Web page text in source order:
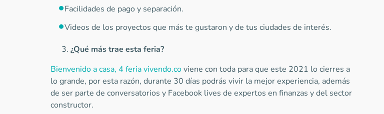
Facilidades de pago y separación.
Videos de los proyectos que más te gustaron y de tus ciudades de interés.
¿Qué más trae esta feria?
Bienvenido a casa, 4 feria vivendo.coviene con toda para que este 2021 lo cierres a
lo grande, por esta razón, durante 30 días podrás vivir la mejor experiencia, además
de ser parte de conversatorios y Facebook lives de expertos en finanzas y del sector
constructor.